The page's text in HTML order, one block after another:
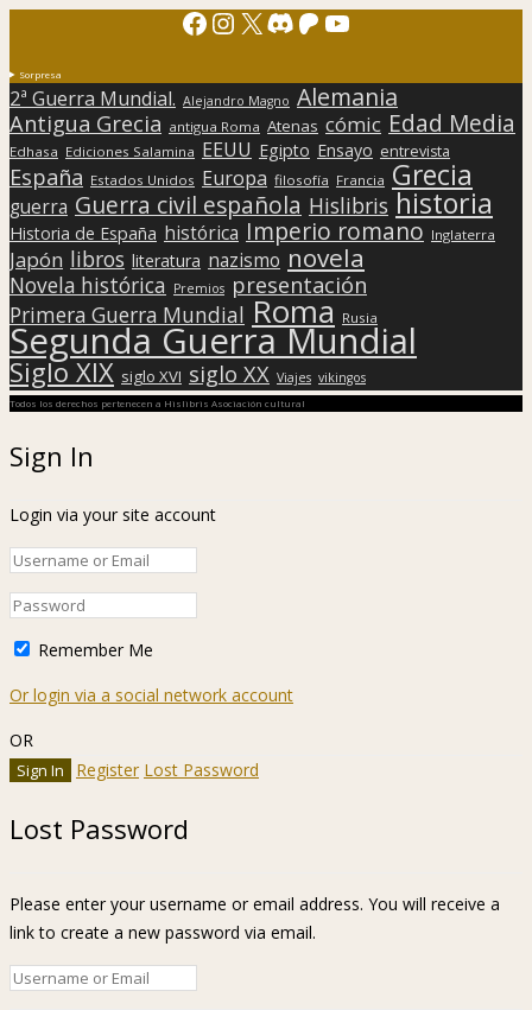
Facebook
Instagram
X Discord
Patreon
YouTube
Sorpresa
2ª Guerra Mundial. Alejandro Magno Alemania
Antigua Grecia antigua Roma Atenas cómic Edad Media
Edhasa Ediciones Salamina EEUU Egipto Ensayo entrevista
España Estados Unidos Europa filosofía Francia Grecia
guerra Guerra civil española Hislibris historia
Historia de España histórica Imperio romano Inglaterra
Japón libros literatura nazismo novela
Novela histórica Premios presentación
Primera Guerra Mundial Roma Rusia
Segunda Guerra Mundial
Siglo XIX siglo XVI siglo XX Viajes vikingos
Todos los derechos pertenecen a Hislibris Asociación cultural
Sign In
Login via your site account
Remember Me
Or login via a social network account
OR
Register Lost Password
Lost Password
Please enter your username or email address. You will receive a
link to create a new password via email.